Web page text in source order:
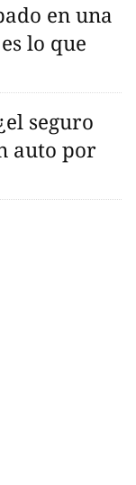
en una
lo que
seguro
auto por